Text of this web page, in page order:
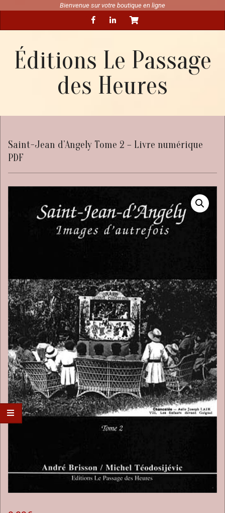
content
Bienvenue sur votre boutique en ligne
Navigation
Éditions Le Passage
des Heures
Saint-Jean d’Angely Tome 2 – Livre numérique
PDF